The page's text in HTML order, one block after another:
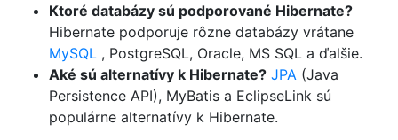
Ktoré databázy sú podporované Hibernate?
Hibernate podporuje rôzne databázy vrátane
MySQL , PostgreSQL, Oracle, MS SQL a ďalšie.
Aké sú alternatívy k Hibernate? JPA (Java
Persistence API), MyBatis a EclipseLink sú
populárne alternatívy k Hibernate.